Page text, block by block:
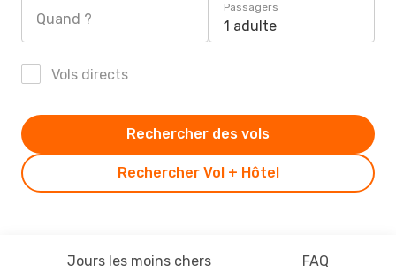
Quand ?
Passagers
1 adulte
Vols directs
Rechercher Vol + Hôtel
Rechercher des vols
Jours les moins chers FAQ